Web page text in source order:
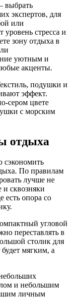
выбрать
экспертов, для
или
стресса и
зону отдыха в
уютным и
акценты.
подушки и
эффект.
цвете
с морским
отдыха
сэкономить
По правилам
лучше не
и сквозняки
есть опора со
угловой
переставлять в
столик для
мягким, а
и небольшим
личным